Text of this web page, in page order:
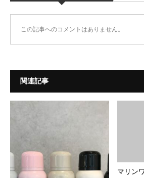
この記事へのコメントはありません。
関連記事
マリン